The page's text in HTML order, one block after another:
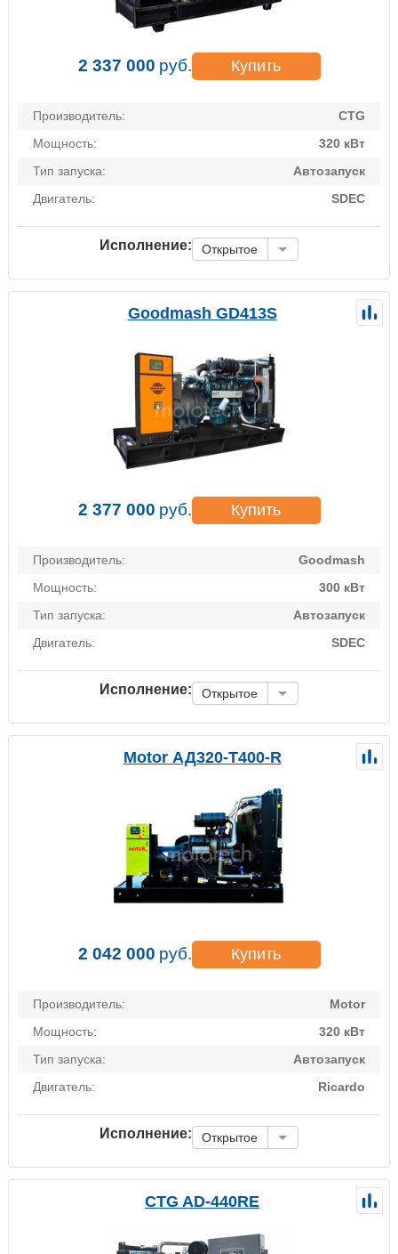
2 337 000 руб. Купить
Производитель:
CTG
Мощность:
320 кВт
Тип запуска:
Автозапуск
Двигатель:
SDEC
Исполнение: Открытое
Goodmash GD413S
2 377 000 руб. Купить
Производитель:
Goodmash
Мощность:
300 кВт
Тип запуска:
Автозапуск
Двигатель:
SDEC
Исполнение: Открытое
Motor АД320-Т400-R
2 042 000 руб. Купить
Производитель:
Motor
Мощность:
320 кВт
Тип запуска:
Автозапуск
Двигатель:
Ricardo
Исполнение: Открытое
CTG AD-440RE